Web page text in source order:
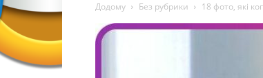
Додому Без рубрики 18 фото, які